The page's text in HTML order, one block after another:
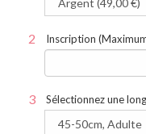
Inscription
Sélectionnez une